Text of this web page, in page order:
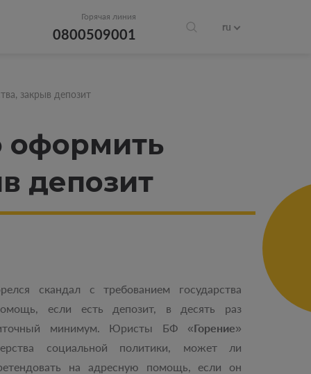
Горячая линия
0800509001 ru
закрыв депозит
оформить
депозит
скандал с требованием государства
если есть депозит, в десять раз
минимум. Юристы БФ «Горение»
социальной политики, может ли
на адресную помощь, если он